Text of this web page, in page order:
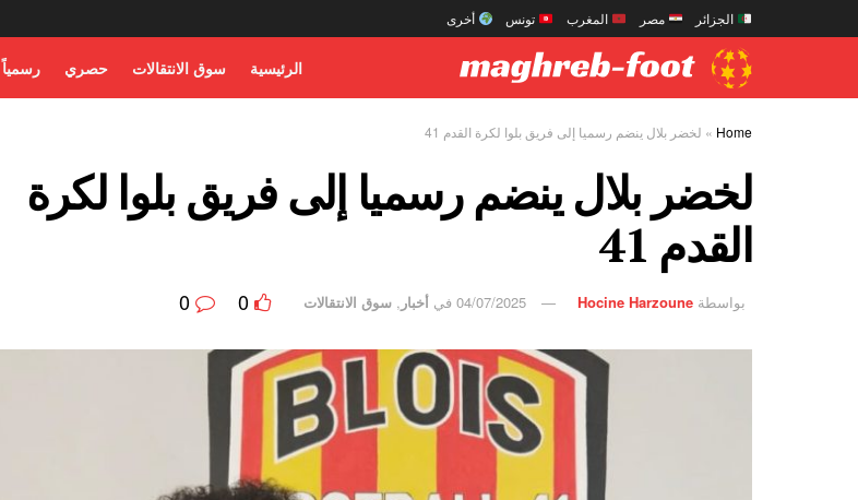
الجزائر مصر المغرب تونس أخرى
الرئيسية سوق الانتقالات حصري رسمياً
Home
» لخضر بلال ينضم رسميا إلى فريق بلوا لكرة القدم 41
لخضر بلال ينضم رسميا إلى فريق بلوا لكرة
القدم 41
بواسطة Hocine Harzoune
04/07/2025 في أخبار , سوق الانتقالات 0